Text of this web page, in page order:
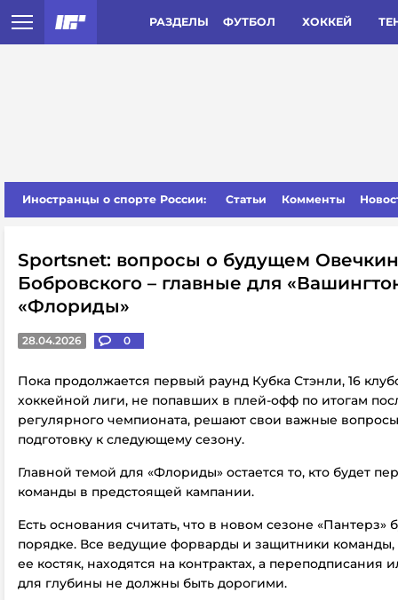
РАЗДЕЛЫ ФУТБОЛ ХОККЕЙ
Иностранцы о спорте России: Статьи Комменты
Sportsnet: вопросы о будущем
Бобровского – главные для
«Флориды»
28.04.2026 0
Пока продолжается первый раунд Кубка Стэнли, 16
хоккейной лиги, не попавших в плей-офф по итогам
регулярного чемпионата, решают свои важные
подготовку к следующему сезону.
Главной темой для «Флориды» остается то, кто будет
команды в предстоящей кампании.
Есть основания считать, что в новом сезоне «Пантерз»
порядке. Все ведущие форварды и защитники
ее костяк, находятся на контрактах, а переподписания
для глубины не должны быть дорогими.